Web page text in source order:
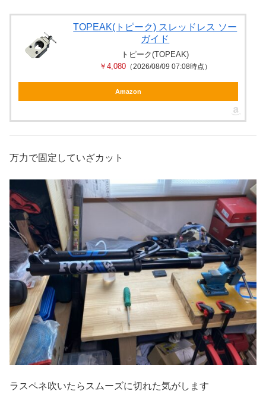
TOPEAK(トピーク) スレッドレス ソー
ガイド
トピーク(TOPEAK)
￥4,080（2026/08/09 07:08時点）
Amazon
万力で固定していざカット
ラスペネ吹いたらスムーズに切れた気がします